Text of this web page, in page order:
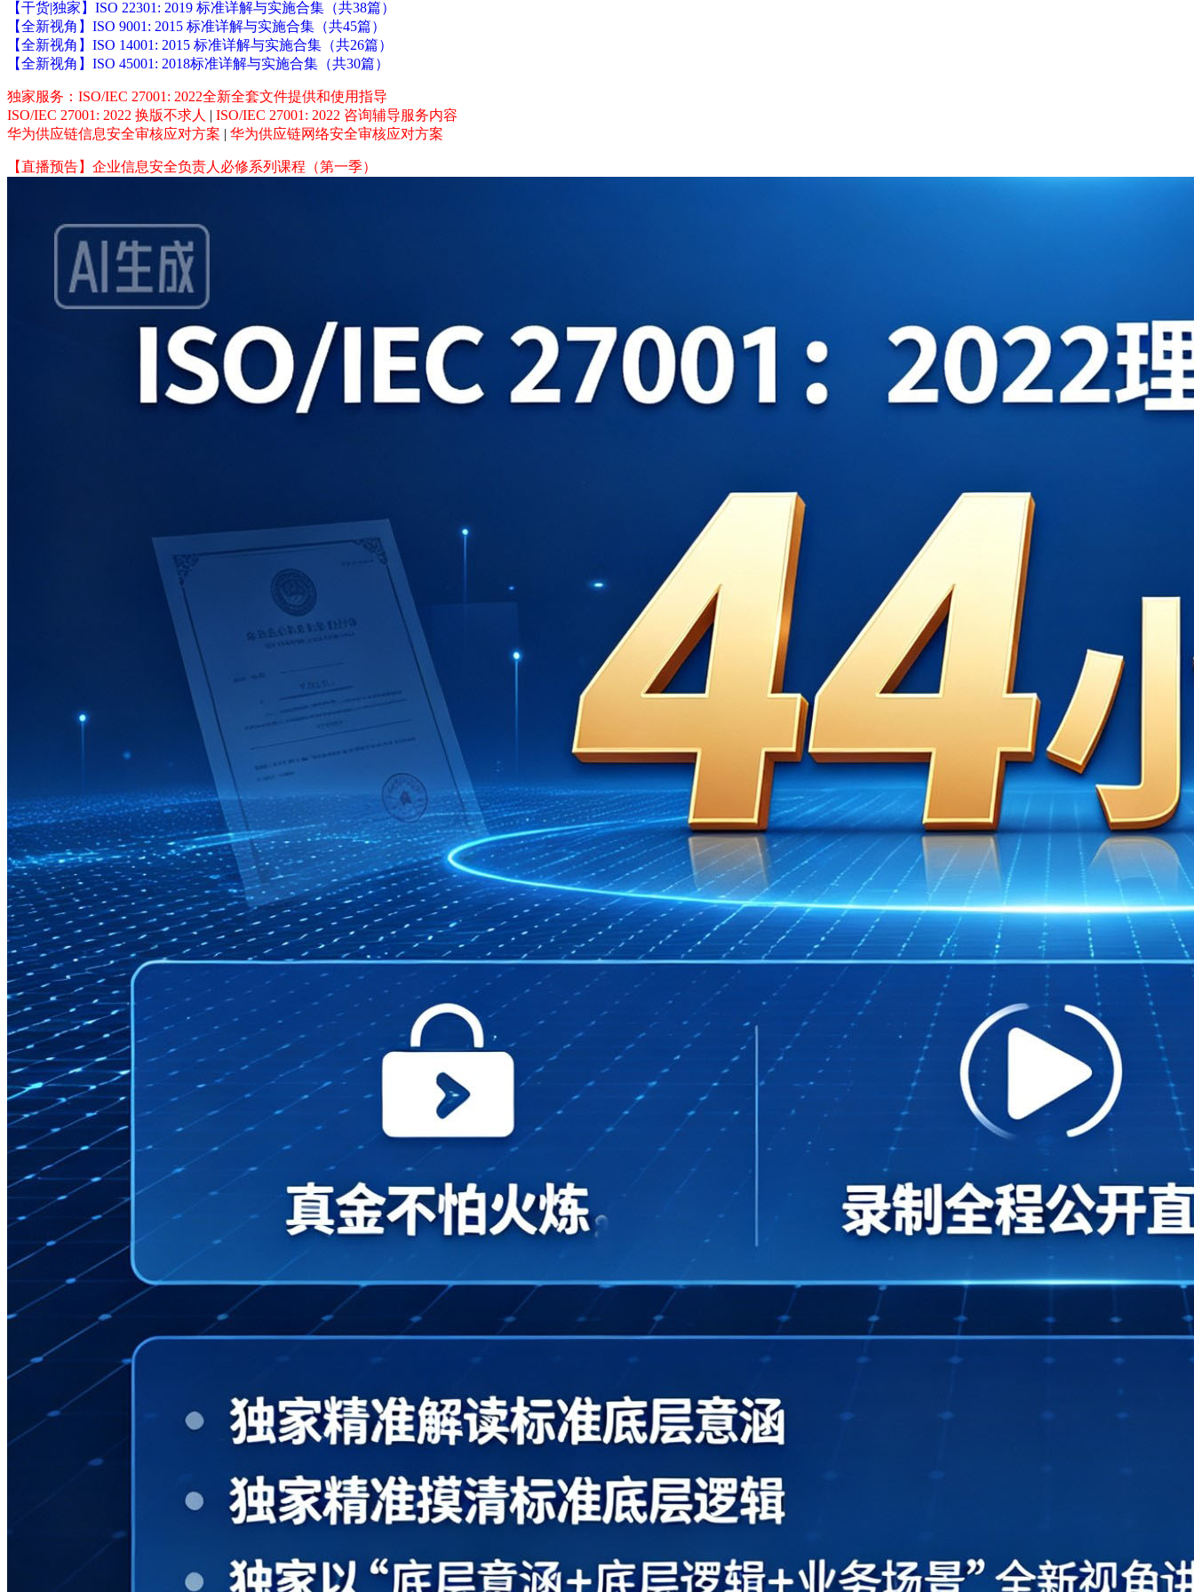
【干货|独家】ISO 22301: 2019 标准详解与实施合集（共38篇）
【全新视角】ISO 9001: 2015 标准详解与实施合集（共45篇）
【全新视角】ISO 14001: 2015 标准详解与实施合集（共26篇）
【全新视角】ISO 45001: 2018标准详解与实施合集（共30篇）
独家服务：ISO/IEC 27001: 2022全新全套文件提供和使用指导
ISO/IEC 27001: 2022 换版不求人 | ISO/IEC 27001: 2022 咨询辅导服务内容
华为供应链信息安全审核应对方案 | 华为供应链网络安全审核应对方案
【直播预告】企业信息安全负责人必修系列课程（第一季）